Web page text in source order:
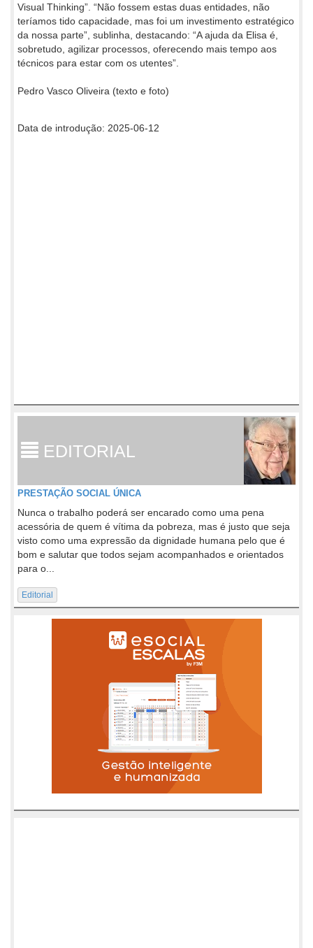
Visual Thinking”. “Não fossem estas duas entidades, não
teríamos tido capacidade, mas foi um investimento estratégico
da nossa parte”, sublinha, destacando: “A ajuda da Elisa é,
sobretudo, agilizar processos, oferecendo mais tempo aos
técnicos para estar com os utentes”.
Pedro Vasco Oliveira (texto e foto)
Data de introdução: 2025-06-12
EDITORIAL
PRESTAÇÃO SOCIAL ÚNICA
Nunca o trabalho poderá ser encarado como uma pena
acessória de quem é vítima da pobreza, mas é justo que seja
visto como uma expressão da dignidade humana pelo que é
bom e salutar que todos sejam acompanhados e orientados
para o...
Editorial